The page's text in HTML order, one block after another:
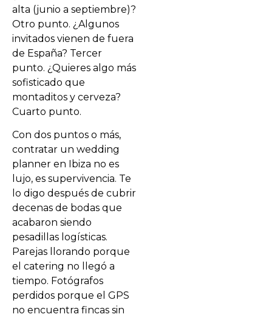
alta (junio a septiembre)?
Otro punto. ¿Algunos
invitados vienen de fuera
de España? Tercer
punto. ¿Quieres algo más
sofisticado que
montaditos y cerveza?
Cuarto punto.
Con dos puntos o más,
contratar un wedding
planner en Ibiza no es
lujo, es supervivencia. Te
lo digo después de cubrir
decenas de bodas que
acabaron siendo
pesadillas logísticas.
Parejas llorando porque
el catering no llegó a
tiempo. Fotógrafos
perdidos porque el GPS
no encuentra fincas sin